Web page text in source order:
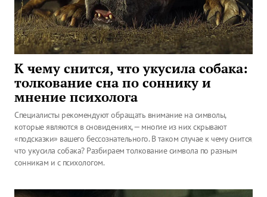
К чему снится, что укусила собака:
толкование сна по соннику и
мнение психолога
Специалисты рекомендуют обращать внимание на символы,
которые являются в сновидениях, — многие из них скрывают
«подсказки» вашего бессознательного. В таком случае к чему снится,
что укусила собака? Разбираем толкование символа по разным
сонникам и с психологом.